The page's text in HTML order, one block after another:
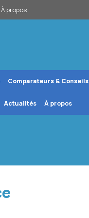
À propos
Comparateurs & Conseils
Actualités À propos